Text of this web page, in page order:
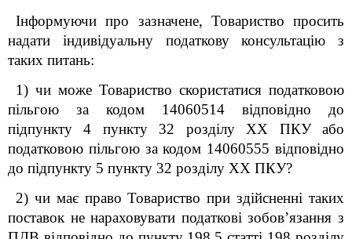
Інформуючи про зазначене, Товариство просить
надати індивідуальну податкову консультацію з
таких питань:
1) чи може Товариство скористатися податковою
пільгою за кодом 14060514 відповідно до
підпункту 4 пункту 32 розділу ХХ ПКУ або
податковою пільгою за кодом 14060555 відповідно
до підпункту 5 пункту 32 розділу ХХ ПКУ?
2) чи має право Товариство при здійсненні таких
поставок не нараховувати податкові зобов’язання з